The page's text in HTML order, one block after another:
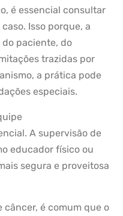
é essencial consultar
Isso porque, a
paciente, do
trazidas por
a prática pode
especiais.
A supervisão de
educador físico ou
segura e proveitosa
é comum que o